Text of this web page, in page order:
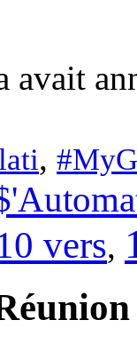
avait
,
vers,